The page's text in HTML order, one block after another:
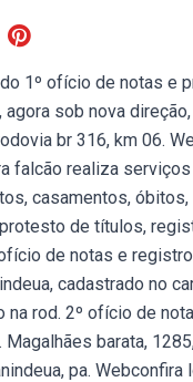
1º ofício de notas e
sob nova
br 316, km 06.
falcão realiza
casamentos,
de títulos,
de notas e
cadastrado no
na rod. 2º ofício de
barata,
pa. Webconfira